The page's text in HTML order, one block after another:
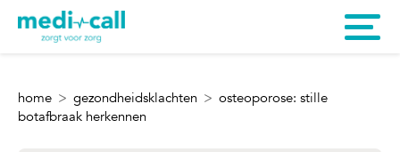
home gezondheidsklachten
osteoporose: stille
botafbraak herkennen